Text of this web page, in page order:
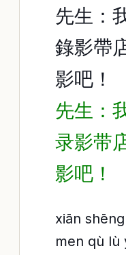
先生：
錄影帶
影吧！
先生：
录影带
影吧！
xiān
men qù lù